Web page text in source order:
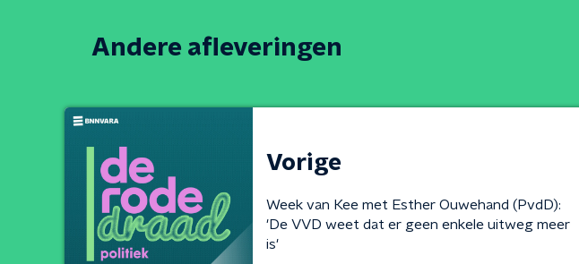
Andere afleveringen
Vorige
Week van Kee met Esther Ouwehand (PvdD):
'De VVD weet dat er geen enkele uitweg meer
is'